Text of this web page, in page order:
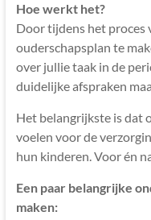
Een
kleine,
enthousiaste
en
flexibele
praktijk
in
het
van
Nederland,
Hoe werkt het?
Door tijdens het proces
ouderschapsplan te
over jullie taak in de
duidelijke afspraken
Het belangrijkste is dat
voelen voor de
hun kinderen. Voor én
Een paar belangrijke
maken: